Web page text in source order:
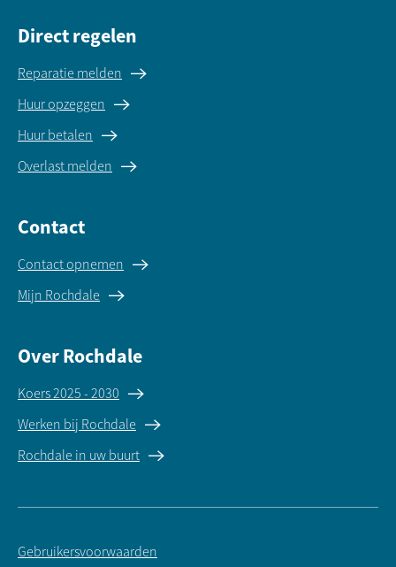
Direct regelen
Reparatie melden
Huur opzeggen
Huur betalen
Overlast melden
Contact
Contact opnemen
Mijn Rochdale
Over Rochdale
Koers 2025 - 2030
Werken bij Rochdale
Rochdale in uw buurt
Gebruikersvoorwaarden